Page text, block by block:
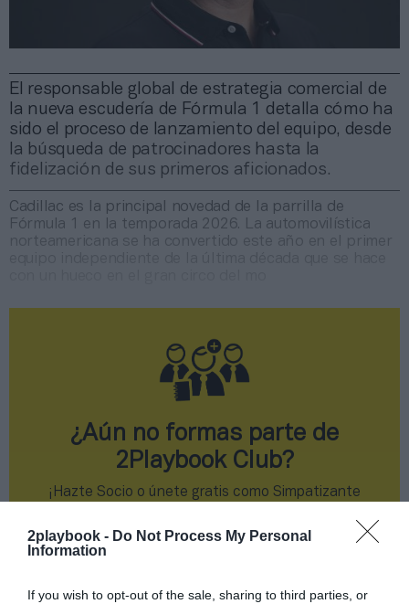
2playbook - Do Not Process My Personal
Information
If you wish to opt-out of the sale, sharing to third parties, or
El responsable global de estrategia comercial de
la nueva escudería de Fórmula 1 detalla cómo ha
sido el proceso de lanzamiento del equipo, desde
la búsqueda de patrocinadores hasta la
fidelización de sus primeros aficionados.
Cadillac es la principal novedad de la parrilla de
Fórmula 1 en la temporada 2026. La automovilística
norteamericana se ha convertido este año en el primer
¿Aún no formas parte de
2Playbook Club?
¡Hazte Socio o únete gratis como Simpatizante
¡Suscríbete! Inicia sesión